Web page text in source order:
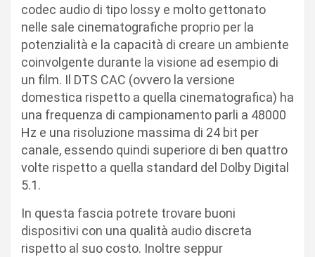
codec audio di tipo lossy e molto gettonato
nelle sale cinematografiche proprio per la
potenzialità e la capacità di creare un ambiente
coinvolgente durante la visione ad esempio di
un film. Il DTS CAC (ovvero la versione
domestica rispetto a quella cinematografica) ha
una frequenza di campionamento parli a 48000
Hz e una risoluzione massima di 24 bit per
canale, essendo quindi superiore di ben quattro
volte rispetto a quella standard del Dolby Digital
5.1.
In questa fascia potrete trovare buoni
dispositivi con una qualità audio discreta
rispetto al suo costo. Inoltre seppur